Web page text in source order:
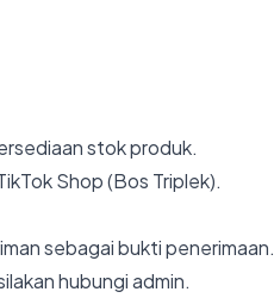
stok produk.
Shop (Bos Triplek).
sebagai bukti penerimaan.
hubungi admin.